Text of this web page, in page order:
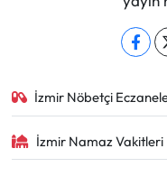
İzmir Nöbetçi
İzmir Namaz Vakitleri